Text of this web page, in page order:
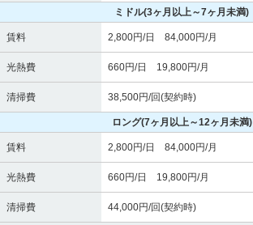
ミドル(3ヶ月以上～7ヶ月未満)
賃料 2,800円/日 84,000円/月
光熱費 660円/日 19,800円/月
清掃費 38,500円/回(契約時)
ロング(7ヶ月以上～12ヶ月未満)
賃料 2,800円/日 84,000円/月
光熱費 660円/日 19,800円/月
清掃費 44,000円/回(契約時)